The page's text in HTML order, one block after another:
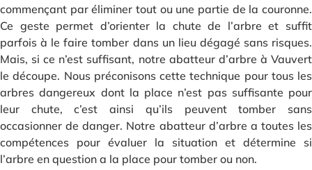
commençant par éliminer tout ou une partie de la couronne.
Ce geste permet d’orienter la chute de l’arbre et suffit
parfois à le faire tomber dans un lieu dégagé sans risques.
Mais, si ce n’est suffisant, notre abatteur d’arbre à Vauvert
le découpe. Nous préconisons cette technique pour tous les
arbres dangereux dont la place n’est pas suffisante pour
leur chute, c’est ainsi qu’ils peuvent tomber sans
occasionner de danger. Notre abatteur d’arbre a toutes les
compétences pour évaluer la situation et détermine si
l’arbre en question a la place pour tomber ou non.